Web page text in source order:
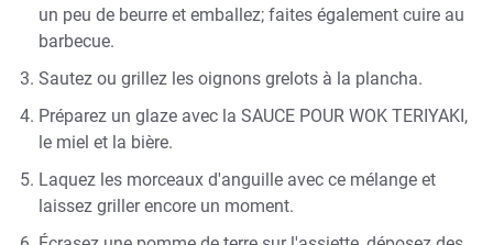
un peu de beurre et emballez; faites également cuire au
barbecue.
Sautez ou grillez les oignons grelots à la plancha.
Préparez un glaze avec la SAUCE POUR WOK TERIYAKI,
le miel et la bière.
Laquez les morceaux d'anguille avec ce mélange et
laissez griller encore un moment.